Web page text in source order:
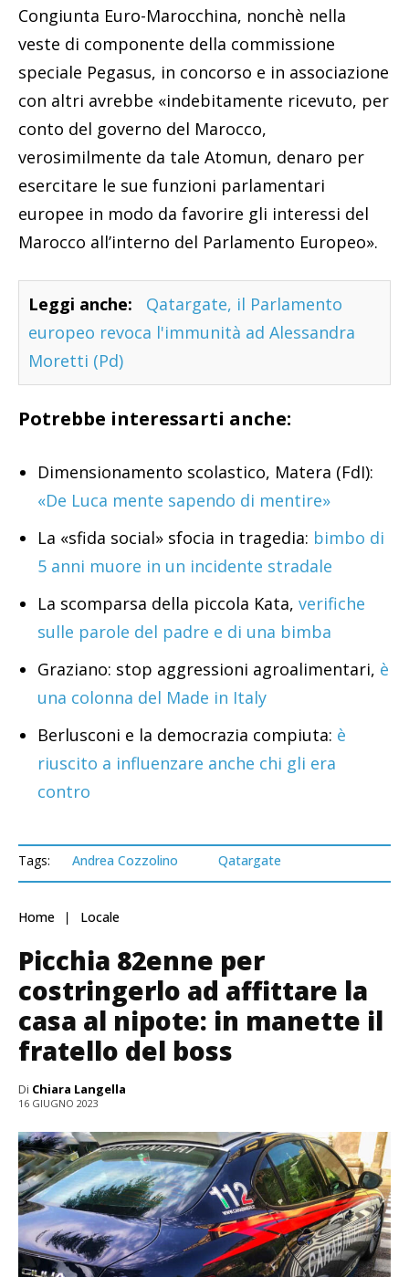
Congiunta Euro-Marocchina, nonchè nella
veste di componente della commissione
speciale Pegasus, in concorso e in associazione
con altri avrebbe «indebitamente ricevuto, per
conto del governo del Marocco,
verosimilmente da tale Atomun, denaro per
esercitare le sue funzioni parlamentari
europee in modo da favorire gli interessi del
Marocco all’interno del Parlamento Europeo».
Leggi anche:
Qatargate, il Parlamento
europeo revoca l'immunità ad Alessandra
Moretti (Pd)
Potrebbe interessarti anche:
Dimensionamento scolastico, Matera (FdI):
«De Luca mente sapendo di mentire»
La «sfida social» sfocia in tragedia: bimbo di
5 anni muore in un incidente stradale
La scomparsa della piccola Kata, verifiche
sulle parole del padre e di una bimba
Graziano: stop aggressioni agroalimentari, è
una colonna del Made in Italy
Berlusconi e la democrazia compiuta: è
riuscito a influenzare anche chi gli era
contro
Tags: Andrea Cozzolino Qatargate
Home Locale
Picchia 82enne per
costringerlo ad affittare la
casa al nipote: in manette il
fratello del boss
Di Chiara Langella
16 GIUGNO 2023